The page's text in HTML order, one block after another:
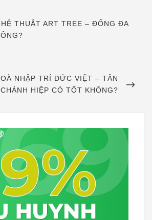
THUẬT ART TREE – ĐỐNG ĐA
NHẬP TRÍ ĐỨC VIỆT – TÂN
CHÁNH HIỆP CÓ TỐT KHÔNG?